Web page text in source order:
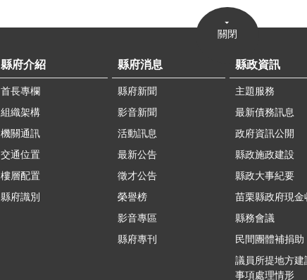
苗栗，今年特別規劃「拾光禮遇」
透透》獨家優惠，民眾只要與專刊
合影並至合作店家消費，即可享有
專屬優惠。 文觀局表示，最新
版的《2026苗栗玩透透》旅遊專刊
發送日期預計明(6)日上午10時，民
站及台灣高鐵苗栗站等3處旅遊服
務中心，各站限量200本，依照指
示在Facebook“苗栗玩透透”粉絲專
頁按讚及追蹤即可免費索取，每人
限索取1本、數量有限送完為止。
苑南陸橋再延伸到房裡交流道，他
於房裡交流道用地也涉及台中市政
府，希望透過這次拓寬工程合作經
驗，苗栗、台中接續有第二次的
爭取，期望能在農曆年前順利成
功，給地方鄉親及縣市政府獲得最
棒的過年禮物。
美好價值。 林彥
尞」在客語中代
徵苗栗以熱情款
「Chill」不僅是
也代表悠閒愜意
節慶中的放鬆與
HA」不僅是歡
代表快樂分享的
合，不僅提升耶
2025苗栗耶誕城
19日開城當晚舉
SHOW」演唱會
序幕，邀請多組
出，並邀請來秀
配模仿界健身小
鍾東錦、農糧署北區分署長林傳
琦、農村水保署台中分署長陳俊
榮、議員黃芳椿、銅鑼鄉公所祕書
賴文良、代表會主席林九炲、農會
三巨頭以及地方民意代表等人，共
開序幕，並製作杭菊養生丸，品嘗
杭菊、芋頭等美味料理。 縣長
鍾東錦表示，11月是杭菊跟芋頭成
熟的季節，銅鑼鄉芋頭栽種面積90
公頃、杭菊面積50公頃，開車行經
總面積達18.24公
際行動守護石虎
生態的衝擊，也
創造更穩定的生
生態保育與永續
林業及自然保育
部生物多樣性研
展示友善石虎農
並表揚16位長期
苗栗區農業改良
伴，展現農業生
踐成果。 副縣
自然保育署新竹
防詐宣導活動」，除推出防詐短片
手法及預防對策，現場並安排「川
劇變臉」表演，象徵詐騙集團善於
以各種不同身分與面孔接近受害
提高警覺，辨識詐騙手法的多變與
隱蔽性。 縣長鍾東錦、議會秘書
長范陽添、縣內多位議員、本縣地
政士公會蔡惠如理事長、不動產代
銷經紀商業同業公會吳東岳理事
張圖騰理事長、不動產建築開發商
桃竹竹苗區域治
立，藉由各項合
區域治理平台首
合作議案，其中
括：「山豬危害
歌舞鬧連連共下
「桃竹竹苗陶瓷
「建請內政部修
織準則第14條第
縣（市）政府 得
市交流宣傳湖
園市長張善政、
關閉
縣府介紹
首長專欄
組織架構
機關通訊
交通位置
樓層配置
縣府識別
縣府消息
縣府新聞
影音新聞
活動訊息
最新公告
徵才公告
榮譽榜
影音專區
縣府專刊
縣政資訊
主題服務
最新債務訊息
政府資訊公開
縣政施政建設
縣政大事紀要
苗栗縣政府現金
縣務會議
民間團體補捐助
議員所提地方建
事項處理情形